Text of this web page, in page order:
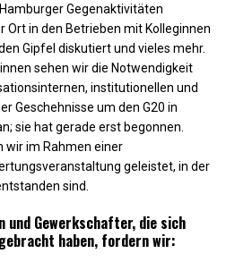
Gegenaktivitäten
Ort in den Betrieben mit Kolleginnen
Gipfel diskutiert und vieles mehr.
sehen wir die Notwendigkeit
institutionellen und
Geschehnisse um den G20 in
sie hat gerade erst begonnen.
wir im Rahmen einer
geleistet, in der
sind.
und Gewerkschafter, die sich
haben, fordern wir: